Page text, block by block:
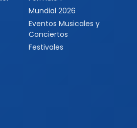
Mundial 2026
Eventos Musicales y
Conciertos
Festivales